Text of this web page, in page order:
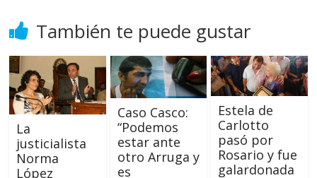
También te puede gustar
La
justicialista
Norma
López
Caso Casco:
“Podemos
estar ante
otro Arruga y
es
Estela de
Carlotto
pasó por
Rosario y fue
galardonada